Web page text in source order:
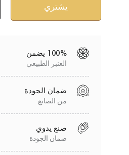
100% يضمن
العنبر الطبيعي
ضمان الجودة
من الصانع
صنع يدوي
ضمان الجودة